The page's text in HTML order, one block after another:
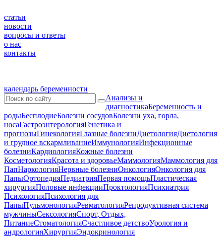
статьи
новости
вопросы и ответы
о нас
контакты
календарь беременности
Анализы и
диагностикаБеременность и
родыБесплодиеБолезни сосудовБолезни уха, горла,
носаГастроэнтерологияГенетика и
прогнозыГинекологияГлазные болезниДиетологияДиетология
и грудное вскармливаниеИммунологияИнфекционные
болезниКардиологияКожные болезни
КосметологияКрасота и здоровьеМаммологияМаммология для
ПапНаркологияНервные болезниОнкологияОнкология для
ПапыОртопедияПедиатрияПервая помощьПластическая
хирургияПоловые инфекцииПроктологияПсихиатрия
ПсихологияПсихология для
ПапыПульмонологияРевматологияРепродуктивная система
мужчиныСексологияСпорт, Отдых,
ПитаниеСтоматологияСчастливое детствоУрология и
андрологияХирургияЭндокринология